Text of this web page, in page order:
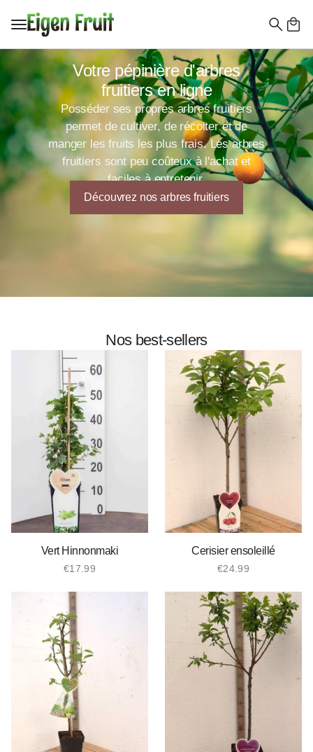
de
:
Votre pépinière d'arbres
fruitiers en ligne
Posséder ses propres arbres fruitiers
permet de cultiver, de récolter et de
manger les fruits les plus frais. Les arbres
fruitiers sont peu coûteux à l'achat et
faciles à entretenir.
Découvrez nos arbres fruitiers
Nos best-sellers
Vert Hinnonmaki
€17.99
Cerisier ensoleillé
€24.99